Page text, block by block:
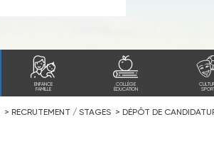
ENFANCE
FAMILLE
COLLÈGE
ÉDUCATION
RECRUTEMENT / STAGES DÉPÔT DE